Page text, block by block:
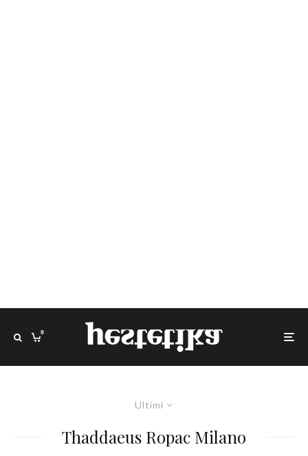
0
Ultimi
Thaddaeus Ropac Milano